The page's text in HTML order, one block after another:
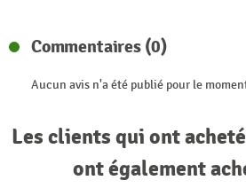
Commentaires (0)
Aucun avis n'a été publié pour le
Les clients qui ont
ont également